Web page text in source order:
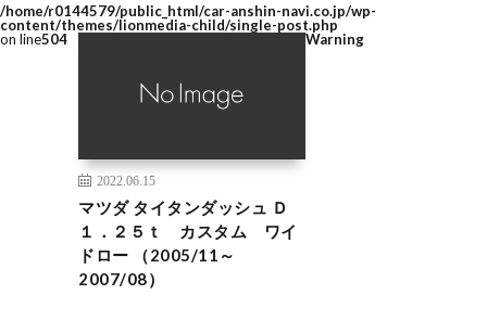
/home/r0144579/public_html/car-anshin-navi.co.jp/wp-
content/themes/lionmedia-child/single-post.php
on line504
2022.06.15
マツダ タイタンダッシュ Ｄ
１．２５ｔ カスタム ワイ
ドロー （2005/11～
2007/08）
Warning